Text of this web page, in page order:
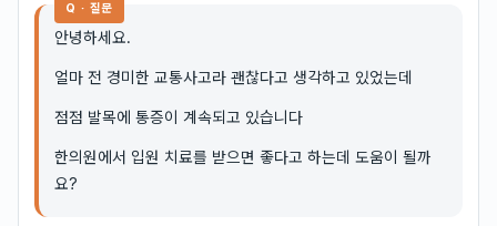
Q · 질문
안녕하세요.
얼마 전 경미한 교통사고라 괜찮다고 생각하고 있었는데
점점 발목에 통증이 계속되고 있습니다
한의원에서 입원 치료를 받으면 좋다고 하는데 도움이 될까
요?